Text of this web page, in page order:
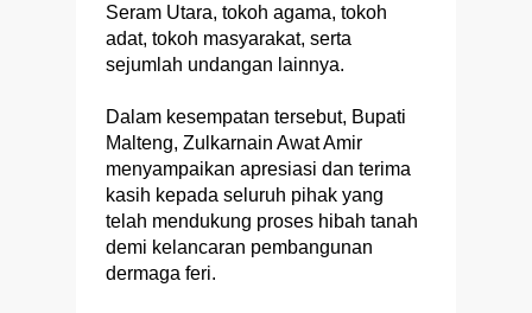
Seram Utara, tokoh agama, tokoh
adat, tokoh masyarakat, serta
sejumlah undangan lainnya.
Dalam kesempatan tersebut, Bupati
Malteng, Zulkarnain Awat Amir
menyampaikan apresiasi dan terima
kasih kepada seluruh pihak yang
telah mendukung proses hibah tanah
demi kelancaran pembangunan
dermaga feri.